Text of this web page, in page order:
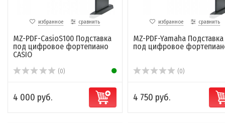
избранное сравнить
MZ-PDF-CasioS100 Подставка
под цифровое фортепиано
CASIO
(0)
4 000 руб.
избранное сравнить
MZ-PDF-Yamaha Подставка
под цифровое
(0)
4 750 руб.